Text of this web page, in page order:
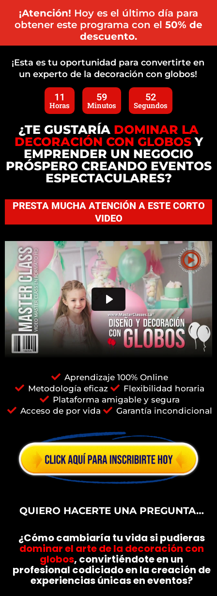
¡Atención! Hoy es el último día para
obtener este programa con el 50% de
descuento.
¡Esta es tu oportunidad para convertirte en
un experto de la decoración con globos!
11
Horas
59
Minutos
51
Segundos
¿TE GUSTARÍA DOMINAR LA
DECORACIÓN CON GLOBOSY
EMPRENDER UN NEGOCIO
PRÓSPERO CREANDO EVENTOS
ESPECTACULARES?
PRESTA MUCHA ATENCIÓN A ESTE CORTO
VIDEO
Aprendizaje 100% Online
Metodología eficaz
Flexibilidad horaria
Plataforma amigable y segura
Acceso de por vida
Garantía incondicional
QUIERO HACERTE UNA PREGUNTA…
¿Cómo cambiaría tu vida si pudieras
dominar el arte de la decoración con
globos, convirtiéndote en un
profesional codiciado en la creación de
experiencias únicas en eventos?